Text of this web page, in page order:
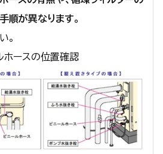
順が異なります。
。
ホースの位置確認